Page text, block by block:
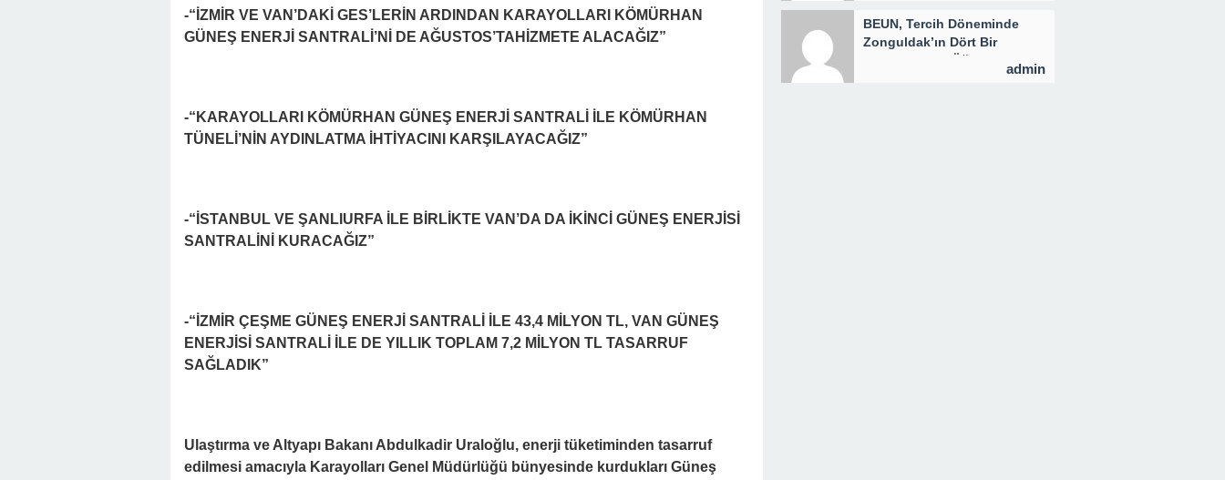
-“İZMİR VE VAN’DAKİ GES’LERİN ARDINDAN KARAYOLLARI KÖMÜRHAN
GÜNEŞ ENERJİ SANTRALİ’Nİ DE AĞUSTOS’TAHİZMETE ALACAĞIZ”
-“KARAYOLLARI KÖMÜRHAN GÜNEŞ ENERJİ SANTRALİ İLE KÖMÜRHAN
TÜNELİ’NİN AYDINLATMA İHTİYACINI KARŞILAYACAĞIZ”
-“İSTANBUL VE ŞANLIURFA İLE BİRLİKTE VAN’DA DA İKİNCİ GÜNEŞ ENERJİSİ
SANTRALİNİ KURACAĞIZ”
-“İZMİR ÇEŞME GÜNEŞ ENERJİ SANTRALİ İLE 43,4 MİLYON TL, VAN GÜNEŞ
ENERJİSİ SANTRALİ İLE DE YILLIK TOPLAM 7,2 MİLYON TL TASARRUF
SAĞLADIK”
Ulaştırma ve Altyapı Bakanı Abdulkadir Uraloğlu, enerji tüketiminden tasarruf
edilmesi amacıyla Karayolları Genel Müdürlüğü bünyesinde kurdukları Güneş
BEUN, Tercih Döneminde
Zonguldak’ın Dört Bir
Yanında Aday Öğrencilerle
admin